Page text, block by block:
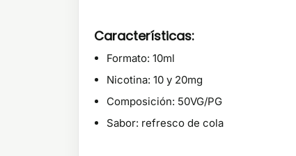
Características:
Formato: 10ml
Nicotina: 10 y 20mg
Composición: 50VG/PG
Sabor: refresco de cola